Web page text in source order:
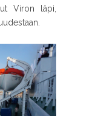
Viron läpi,